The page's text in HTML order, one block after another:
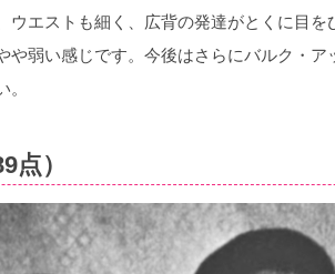
ウエストも細く、広背の発達がとくに目
や弱い感じです。今後はさらにバルク・
。
点）